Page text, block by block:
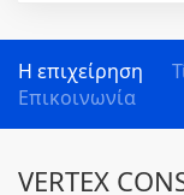
Η επιχείρηση
Επικοινωνία
VERTEX